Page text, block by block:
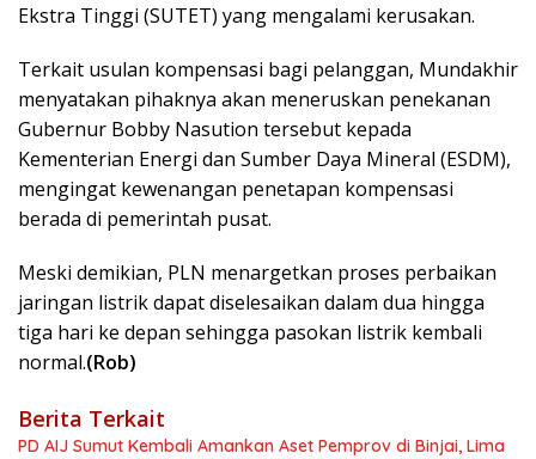
Ekstra Tinggi (SUTET) yang mengalami kerusakan.
Terkait usulan kompensasi bagi pelanggan, Mundakhir
menyatakan pihaknya akan meneruskan penekanan
Gubernur Bobby Nasution tersebut kepada
Kementerian Energi dan Sumber Daya Mineral (ESDM),
mengingat kewenangan penetapan kompensasi
berada di pemerintah pusat.
Meski demikian, PLN menargetkan proses perbaikan
jaringan listrik dapat diselesaikan dalam dua hingga
tiga hari ke depan sehingga pasokan listrik kembali
normal.(Rob)
Berita Terkait
PD AIJ Sumut Kembali Amankan Aset Pemprov di Binjai, Lima